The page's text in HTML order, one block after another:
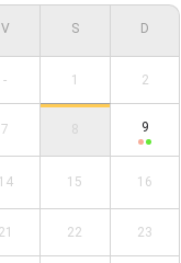
- 1 2
7 8 9
14 15 16
21 22 23